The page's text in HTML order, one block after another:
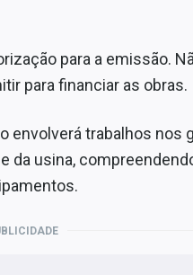
para a emissão.
para financiar as obras.
envolverá trabalhos nos
da usina,